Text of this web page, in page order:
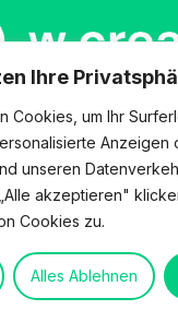
Ihre
Cookies, um Ihr
Anzeigen
unseren
akzeptieren"
Cookies zu.
Alles Ablehnen
GmbH